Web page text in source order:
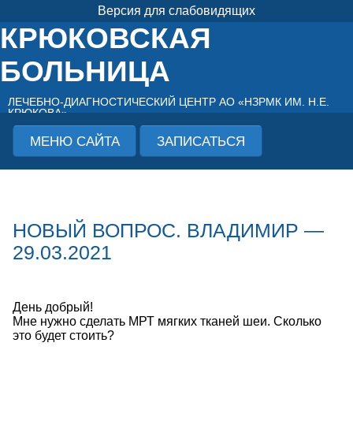
Версия для слабовидящих
КРЮКОВСКАЯ
БОЛЬНИЦА
ЛЕЧЕБНО-ДИАГНОСТИЧЕСКИЙ ЦЕНТР АО «НЗРМК ИМ. Н.Е.
КРЮКОВА»
МЕНЮ САЙТА ЗАПИСАТЬСЯ
НОВЫЙ ВОПРОС. ВЛАДИМИР —
29.03.2021
День добрый!
Мне нужно сделать МРТ мягких тканей шеи. Сколько
это будет стоить?